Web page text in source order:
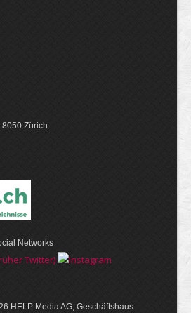
Zürich
Networks
HELP Media AG, Geschäftshaus